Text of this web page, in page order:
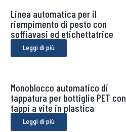
Linea automatica per il
riempimento di pesto con
soffiavasi ed etichettatrice
Leggi di più
Monoblocco automatico di
tappatura per bottiglie PET con
tappi a vite in plastica
Leggi di più